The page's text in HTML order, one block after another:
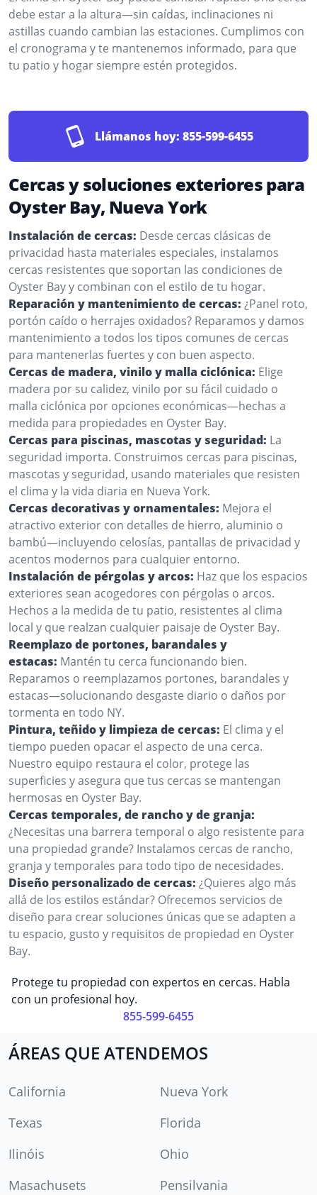
debe estar a la altura—sin caídas, inclinaciones ni
astillas cuando cambian las estaciones. Cumplimos con
el cronograma y te mantenemos informado, para que
tu patio y hogar siempre estén protegidos.
Llámanos hoy: 855-599-6455
Cercas y soluciones exteriores para
Oyster Bay, Nueva York
Instalación de cercas: Desde cercas clásicas de
privacidad hasta materiales especiales, instalamos
cercas resistentes que soportan las condiciones de
Oyster Bay y combinan con el estilo de tu hogar.
Reparación y mantenimiento de cercas: ¿Panel roto,
portón caído o herrajes oxidados? Reparamos y damos
mantenimiento a todos los tipos comunes de cercas
para mantenerlas fuertes y con buen aspecto.
Cercas de madera, vinilo y malla ciclónica: Elige
madera por su calidez, vinilo por su fácil cuidado o
malla ciclónica por opciones económicas—hechas a
medida para propiedades en Oyster Bay.
Cercas para piscinas, mascotas y seguridad: La
seguridad importa. Construimos cercas para piscinas,
mascotas y seguridad, usando materiales que resisten
el clima y la vida diaria en Nueva York.
Cercas decorativas y ornamentales: Mejora el
atractivo exterior con detalles de hierro, aluminio o
bambú—incluyendo celosías, pantallas de privacidad y
acentos modernos para cualquier entorno.
Instalación de pérgolas y arcos: Haz que los espacios
exteriores sean acogedores con pérgolas o arcos.
Hechos a la medida de tu patio, resistentes al clima
local y que realzan cualquier paisaje de Oyster Bay.
Reemplazo de portones, barandales y
estacas: Mantén tu cerca funcionando bien.
Reparamos o reemplazamos portones, barandales y
estacas—solucionando desgaste diario o daños por
tormenta en todo NY.
Pintura, teñido y limpieza de cercas: El clima y el
tiempo pueden opacar el aspecto de una cerca.
Nuestro equipo restaura el color, protege las
superficies y asegura que tus cercas se mantengan
hermosas en Oyster Bay.
Cercas temporales, de rancho y de granja:
¿Necesitas una barrera temporal o algo resistente para
una propiedad grande? Instalamos cercas de rancho,
granja y temporales para todo tipo de necesidades.
Diseño personalizado de cercas: ¿Quieres algo más
allá de los estilos estándar? Ofrecemos servicios de
diseño para crear soluciones únicas que se adapten a
tu espacio, gusto y requisitos de propiedad en Oyster
Bay.
Protege tu propiedad con expertos en cercas. Habla
con un profesional hoy.
855-599-6455
ÁREAS QUE ATENDEMOS
California
Nueva York
Texas
Florida
Ilinóis
Ohio
Masachusets
Pensilvania